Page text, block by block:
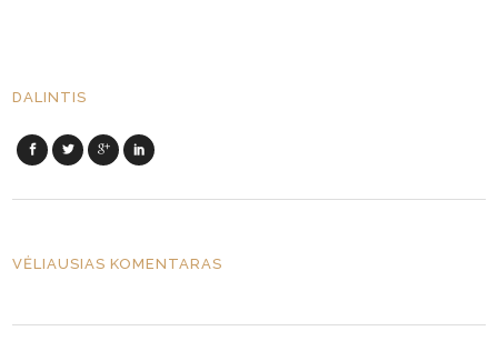
DALINTIS
VĖLIAUSIAS KOMENTARAS